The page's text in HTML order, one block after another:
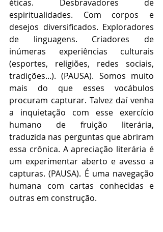
éticas. Desbravadores de
espiritualidades. Com corpos e
desejos diversificados. Exploradores
de linguagens. Criadores de
inúmeras experiências culturais
(esportes, religiões, redes sociais,
tradições...). (PAUSA). Somos muito
mais do que esses vocábulos
procuram capturar. Talvez daí venha
a inquietação com esse exercício
humano de fruição literária,
traduzida nas perguntas que abriram
essa crônica. A apreciação literária é
um experimentar aberto e avesso a
capturas. (PAUSA). É uma navegação
humana com cartas conhecidas e
outras em construção.